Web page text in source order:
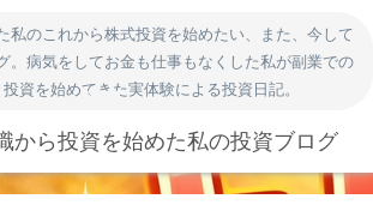
私のこれから株式投資を始めたい、また、今して
。病気をしてお金も仕事もなくした私が副業での
資を始めてきた実体験による投資日記。
から投資を始めた私の投資ブログ